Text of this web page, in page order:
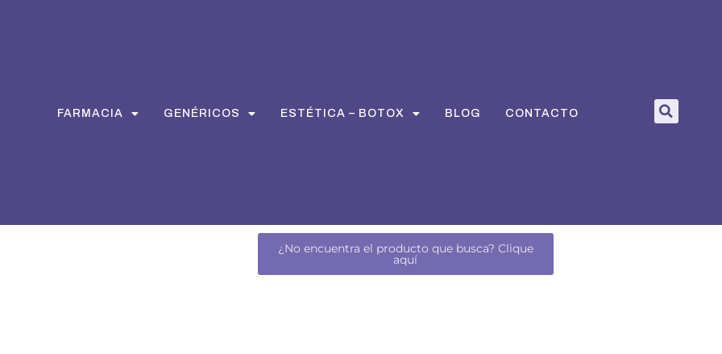
FARMACIA GENÉRICOS ESTÉTICA – BOTOX BLOG CONTACTO
¿No encuentra el producto que busca? Clique
aquí